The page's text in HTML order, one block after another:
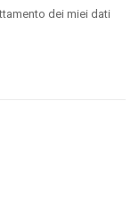
dei miei dati